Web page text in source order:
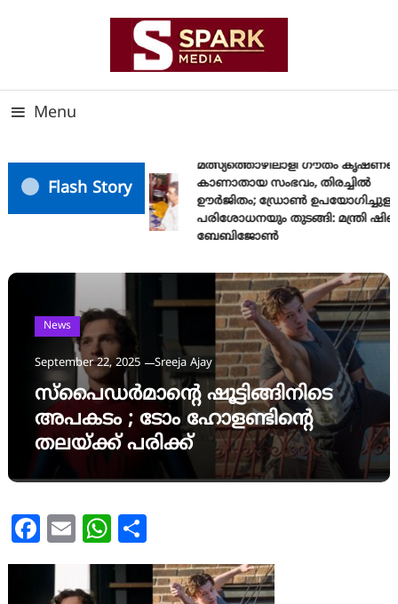
Menu
Flash Story
മത്സ്യത്തൊഴിലാളി ഗൗതം
കാണാതായ സംഭവം, തിരച്ചിൽ
ഊർജിതം; ഡ്രോണ്‍ ഉപയോഗിച്ചുള്ള
പരിശോധനയും തുടങ്ങി: മന്ത്രി ഷിബു
ബേബിജോണ്‍
News
September 22, 2025 Sreeja Ajay
സ്പൈഡർമാന്റെ ഷൂട്ടിങ്ങിനിടെ
അപകടം ; ടോം ഹോളണ്ടിന്റെ
തലയ്ക്ക് പരിക്ക്
Facebook
Email WhatsApp